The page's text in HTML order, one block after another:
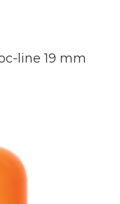
line 19 mm